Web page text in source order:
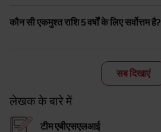
कौन सी एकमुश्त राशि 5 वर्षों के लिए सर्वोत्तम है?
सब दिखाएं
लेखक के बारे में
टीम एबीएसएलआई